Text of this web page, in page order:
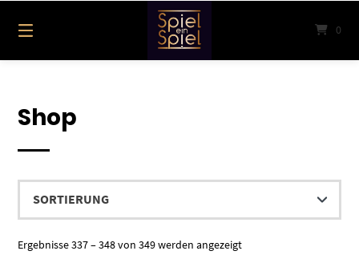
zum
Inhalt
0
Shop
Ergebnisse 337 – 348 von 349 werden angezeigt